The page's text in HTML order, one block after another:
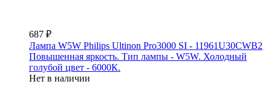
687 ₽
Лампа W5W Philips Ultinon Pro3000 SI - 11961U30CWB2
Повышенная яркость. Тип лампы - W5W. Холодный
голубой цвет - 6000К.
Нет в наличии